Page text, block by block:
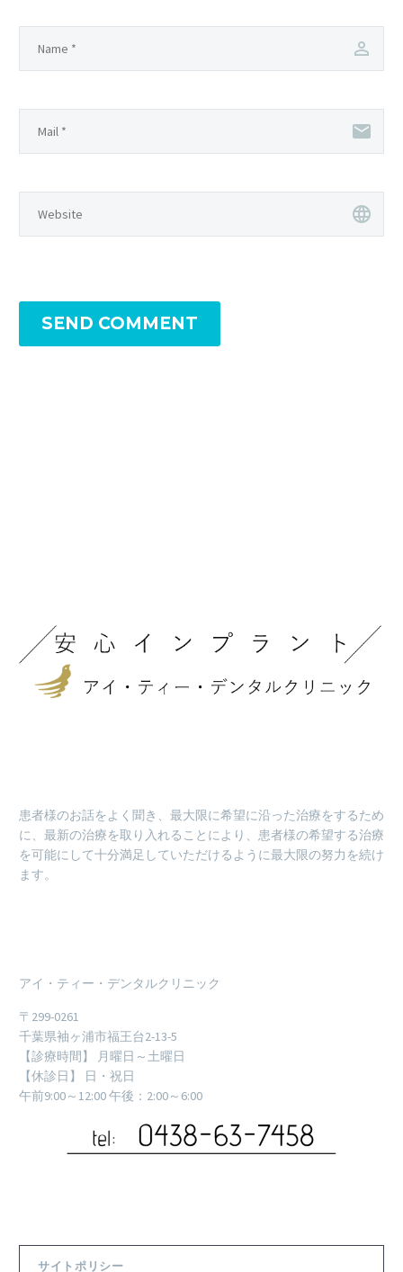
SEND COMMENT
患者様のお話をよく聞き、最大限に希望に沿った治療をするため
に、最新の治療を取り入れることにより、患者様の希望する治療
を可能にして十分満足していただけるように最大限の努力を続け
ます。
アイ・ティー・デンタルクリニック
〒299-0261
千葉県袖ヶ浦市福王台2-13-5
【診療時間】 月曜日～土曜日
【休診日】 日・祝日
午前9:00～12:00 午後：2:00～6:00
サイトポリシー